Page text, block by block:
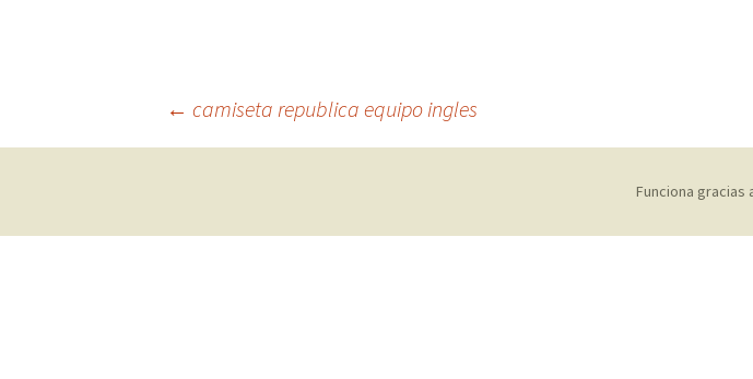
Navegación
← camiseta republica equipo ingles
Funciona gracias